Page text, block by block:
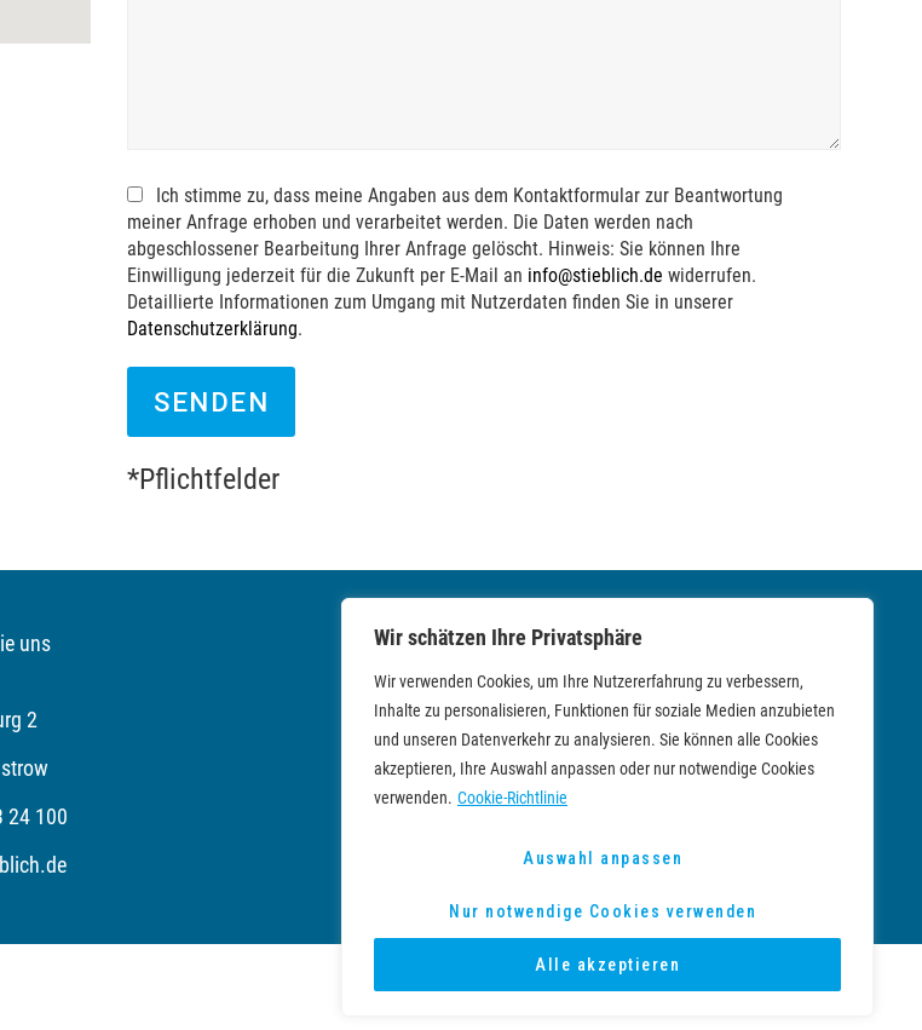
Wir schätzen Ihre Privatsphäre
Wir verwenden Cookies, um Ihre Nutzererfahrung zu verbessern,
Inhalte zu personalisieren, Funktionen für soziale Medien anzubieten
und unseren Datenverkehr zu analysieren. Sie können alle Cookies
akzeptieren, Ihre Auswahl anpassen oder nur notwendige Cookies
verwenden. Cookie-Richtlinie
Auswahl anpassen
Nur notwendige Cookies verwenden
Alle akzeptieren
Ich stimme zu, dass meine Angaben aus dem Kontaktformular zur Beantwortung
meiner Anfrage erhoben und verarbeitet werden. Die Daten werden nach
abgeschlossener Bearbeitung Ihrer Anfrage gelöscht. Hinweis: Sie können Ihre
Einwilligung jederzeit für die Zukunft per E-Mail an info@stieblich.de widerrufen.
Detaillierte Informationen zum Umgang mit Nutzerdaten finden Sie in unserer
Datenschutzerklärung.
*Pflichtfelder
uns
2
24 100
Newsletter
NEWSLETTER HERUNTERLADEN